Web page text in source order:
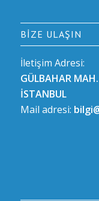
BIZE ULAŞIN
İletişim Adresi:
GÜLBAHAR
İSTANBUL
Mail adresi: